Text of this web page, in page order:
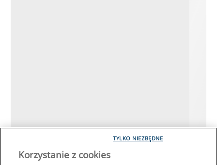
Korzystanie z cookies
TYLKO NIEZBĘDNE